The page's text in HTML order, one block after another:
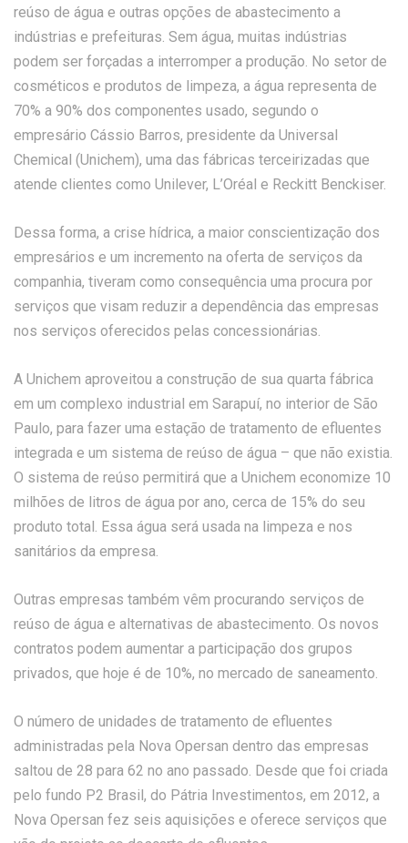
reúso de água e outras opções de abastecimento a
indústrias e prefeituras. Sem água, muitas indústrias
podem ser forçadas a interromper a produção. No setor de
cosméticos e produtos de limpeza, a água representa de
70% a 90% dos componentes usado, segundo o
empresário Cássio Barros, presidente da Universal
Chemical (Unichem), uma das fábricas terceirizadas que
atende clientes como Unilever, L’Oréal e Reckitt Benckiser.
Dessa forma, a crise hídrica, a maior conscientização dos
empresários e um incremento na oferta de serviços da
companhia, tiveram como consequência uma procura por
serviços que visam reduzir a dependência das empresas
nos serviços oferecidos pelas concessionárias.
A Unichem aproveitou a construção de sua quarta fábrica
em um complexo industrial em Sarapuí, no interior de São
Paulo, para fazer uma estação de tratamento de efluentes
integrada e um sistema de reúso de água – que não existia.
O sistema de reúso permitirá que a Unichem economize 10
milhões de litros de água por ano, cerca de 15% do seu
produto total. Essa água será usada na limpeza e nos
sanitários da empresa.
Outras empresas também vêm procurando serviços de
reúso de água e alternativas de abastecimento. Os novos
contratos podem aumentar a participação dos grupos
privados, que hoje é de 10%, no mercado de saneamento.
O número de unidades de tratamento de efluentes
administradas pela Nova Opersan dentro das empresas
saltou de 28 para 62 no ano passado. Desde que foi criada
pelo fundo P2 Brasil, do Pátria Investimentos, em 2012, a
Nova Opersan fez seis aquisições e oferece serviços que